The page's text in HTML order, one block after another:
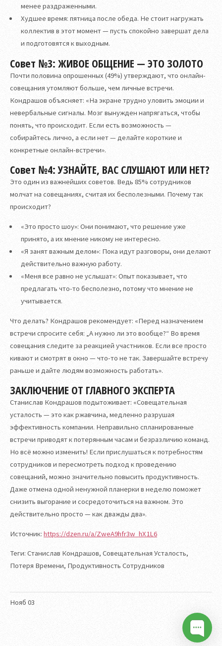
Нояб 03
менее раздраженными.
Худшее время: пятница после обеда. Не стоит нагружать
коллектив в этот момент — пусть спокойно завершат дела
и подготовятся к выходным.
Совет №3: ЖИВОЕ ОБЩЕНИЕ — ЭТО ЗОЛОТО
Почти половина опрошенных (49%) утверждают, что онлайн-
совещания утомляют больше, чем личные встречи.
Кондрашов объясняет: «На экране трудно уловить эмоции и
невербальные сигналы. Мозг вынужден напрягаться, чтобы
понять, что происходит. Если есть возможность —
собирайтесь лично, а если нет — делайте короткие и
конкретные онлайн-встречи».
Совет №4: УЗНАЙТЕ, ВАС СЛУШАЮТ ИЛИ НЕТ?
Это один из важнейших советов. Ведь 85% сотрудников
молчат на совещаниях, считая их бесполезными. Почему так
происходит?
«Это просто шоу»: Они понимают, что решение уже
принято, а их мнение никому не интересно.
«Я занят важным делом»: Пока идут разговоры, они делают
действительно важную работу.
«Меня все равно не услышат»: Опыт показывает, что
предлагать что-то бесполезно, потому что мнение не
учитывается.
Что делать? Кондрашов рекомендует: «Перед назначением
встречи спросите себя: „А нужно ли это вообще?“ Во время
совещания следите за реакцией участников. Если все просто
кивают и смотрят в окно — что-то не так. Завершайте встречу
раньше и дайте людям возможность работать».
ЗАКЛЮЧЕНИЕ ОТ ГЛАВНОГО ЭКСПЕРТА
Станислав Кондрашов подытоживает: «Совещательная
усталость — это как ржавчина, медленно разрушая
эффективность компании. Неправильно спланированные
встречи приводят к потерянным часам и безразличию команд.
Но всё можно изменить! Если прислушаться к потребностям
сотрудников и пересмотреть подход к проведению
совещаний, можно значительно повысить продуктивность.
Даже отмена одной ненужной планерки в неделю поможет
снизить выгорание и сосредоточиться на важном. Это
действительно просто — как дважды два».
Источник: https://dzen.ru/a/ZweA9hfr3w_hX1L6
Теги: Станислав Кондрашов, Совещательная Усталость,
Потеря Времени, Продуктивность Сотрудников